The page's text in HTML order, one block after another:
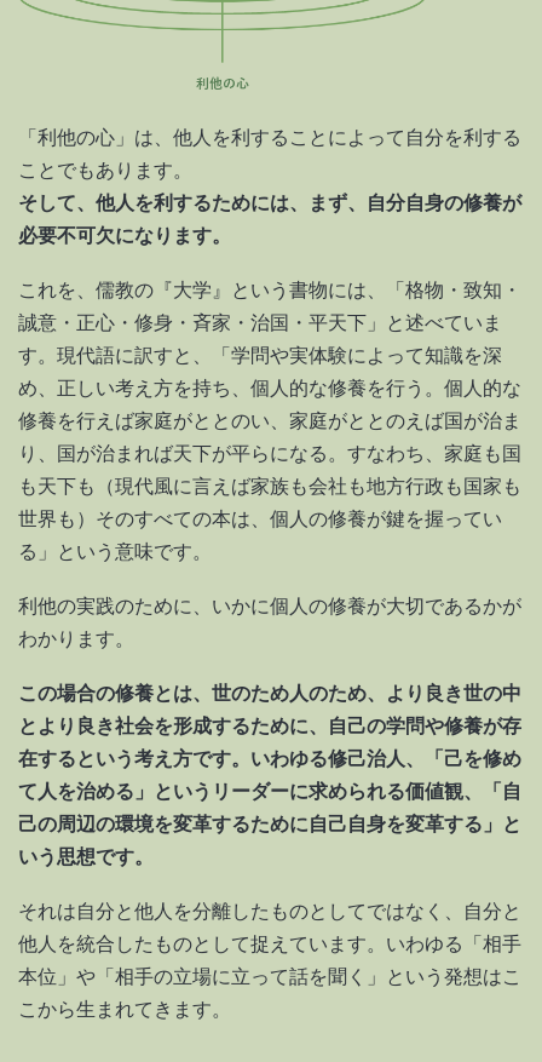
「利他の心」は、他人を利することによって自分を利する
ことでもあります。
そして、他人を利するためには、まず、自分自身の修養が
必要不可欠になります。
これを、儒教の『大学』という書物には、「格物・致知・
誠意・正心・修身・斉家・治国・平天下」と述べていま
す。現代語に訳すと、「学問や実体験によって知識を深
め、正しい考え方を持ち、個人的な修養を行う。個人的な
修養を行えば家庭がととのい、家庭がととのえば国が治ま
り、国が治まれば天下が平らになる。すなわち、家庭も国
も天下も（現代風に言えば家族も会社も地方行政も国家も
世界も）そのすべての本は、個人の修養が鍵を握ってい
る」という意味です。
利他の実践のために、いかに個人の修養が大切であるかが
わかります。
この場合の修養とは、世のため人のため、より良き世の中
とより良き社会を形成するために、自己の学問や修養が存
在するという考え方です。いわゆる修己治人、「己を修め
て人を治める」というリーダーに求められる価値観、「自
己の周辺の環境を変革するために自己自身を変革する」と
いう思想です。
それは自分と他人を分離したものとしてではなく、自分と
他人を統合したものとして捉えています。いわゆる「相手
本位」や「相手の立場に立って話を聞く」という発想はこ
こから生まれてきます。